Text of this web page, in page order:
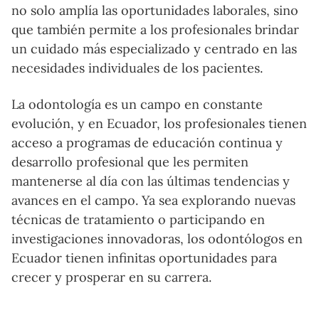
no solo amplía las oportunidades laborales, sino
que también permite a los profesionales brindar
un cuidado más especializado y centrado en las
necesidades individuales de los pacientes.
La odontología es un campo en constante
evolución, y en Ecuador, los profesionales tienen
acceso a programas de educación continua y
desarrollo profesional que les permiten
mantenerse al día con las últimas tendencias y
avances en el campo. Ya sea explorando nuevas
técnicas de tratamiento o participando en
investigaciones innovadoras, los odontólogos en
Ecuador tienen infinitas oportunidades para
crecer y prosperar en su carrera.